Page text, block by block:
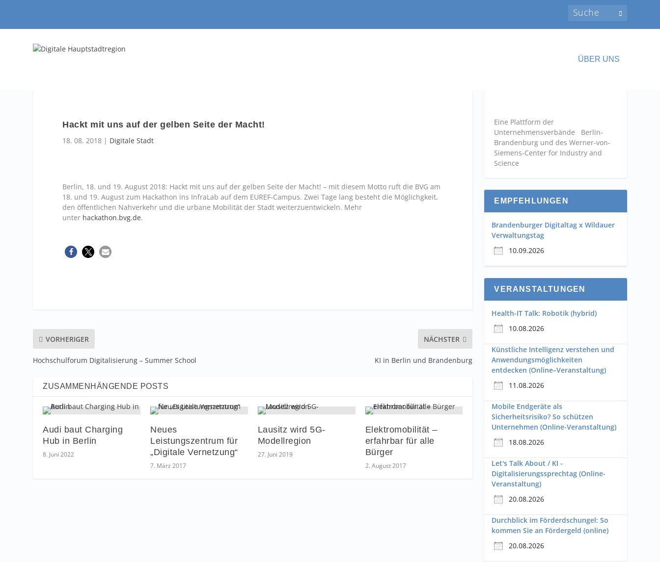
ÜBER UNS
Hackt mit uns auf der gelben Seite der Macht!
18. 08. 2018 | Digitale Stadt
Berlin, 18. und 19. August 2018: Hackt mit uns auf der gelben Seite der Macht! – mit diesem Motto ruft die BVG am
18. und 19. August zum Hackathon ins InfraLab auf dem EUREF-Campus. Zwei Tage lang besteht die Möglichgkeit,
den öffentlichen Nahverkehr und die urbane Mobilität der Stadt weiterzuentwickeln. Mehr
unter hackathon.bvg.de.
VORHERIGER
Hochschulforum Digitalisierung – Summer School
NÄCHSTER
KI in Berlin und Brandenburg
ZUSAMMENHÄNGENDE POSTS
Audi baut Charging
Hub in Berlin
8. Juni 2022
Neues
Leistungszentrum für
„Digitale Vernetzung“
7. März 2017
Lausitz wird 5G-
Modellregion
27. Juni 2019
Elektromobilität –
erfahrbar für alle
Bürger
2. August 2017
Eine Plattform der
Unternehmensverbände Berlin-
Brandenburg und des Werner-von-
Siemens-Center for Industry and
Science
EMPFEHLUNGEN
Brandenburger Digitaltag x Wildauer
Verwaltungstag
10.09.2026
VERANSTALTUNGEN
Health-IT Talk: Robotik (hybrid)
10.08.2026
Künstliche Intelligenz verstehen und
Anwendungsmöglichkeiten
entdecken (Online–Veranstaltung)
11.08.2026
Mobile Endgeräte als
Sicherheitsrisiko? So schützen
Unternehmen (Online-Veranstaltung)
18.08.2026
Let's Talk About / KI -
Digitalisierungssprechtag (Online-
Veranstaltung)
20.08.2026
Durchblick im Förderdschungel: So
kommen Sie an Fördergeld (online)
20.08.2026